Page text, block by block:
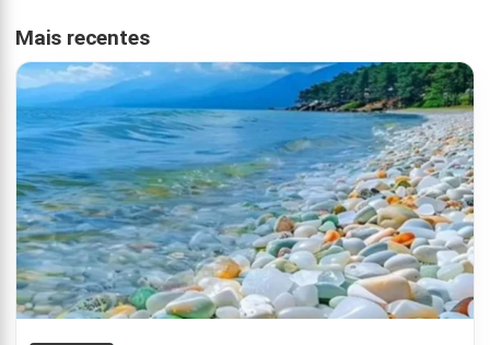
Mais recentes